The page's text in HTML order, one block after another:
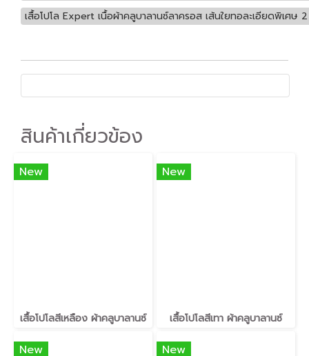
เสื้อโปโล Expert เนื้อผ้าคลูบาลานซ์ลาครอส เส้นใยทอละเอียดพิเ
สินค้าเกี่ยวข้อง
New
เสื้อโปโลสีเหลือง ผ้าคลูบาลานซ์
New
เสื้อโปโลสีเทา ผ้าคลูบาลานซ์
New New